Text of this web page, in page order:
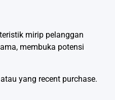
mirip pelanggan
membuka potensi
yang recent purchase.